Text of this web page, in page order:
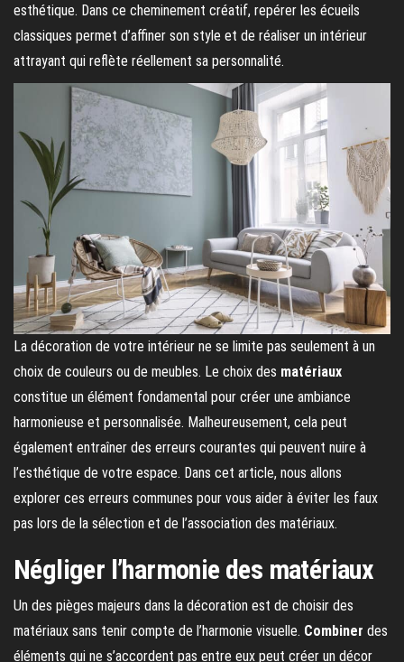
esthétique. Dans ce cheminement créatif, repérer les écueils
classiques permet d’affiner son style et de réaliser un intérieur
attrayant qui reflète réellement sa personnalité.
La décoration de votre intérieur ne se limite pas seulement à un
choix de couleurs ou de meubles. Le choix des matériaux
constitue un élément fondamental pour créer une ambiance
harmonieuse et personnalisée. Malheureusement, cela peut
également entraîner des erreurs courantes qui peuvent nuire à
l’esthétique de votre espace. Dans cet article, nous allons
explorer ces erreurs communes pour vous aider à éviter les faux
pas lors de la sélection et de l’association des matériaux.
Négliger l’harmonie des matériaux
Un des pièges majeurs dans la décoration est de choisir des
matériaux sans tenir compte de l’harmonie visuelle. Combiner des
éléments qui ne s’accordent pas entre eux peut créer un décor